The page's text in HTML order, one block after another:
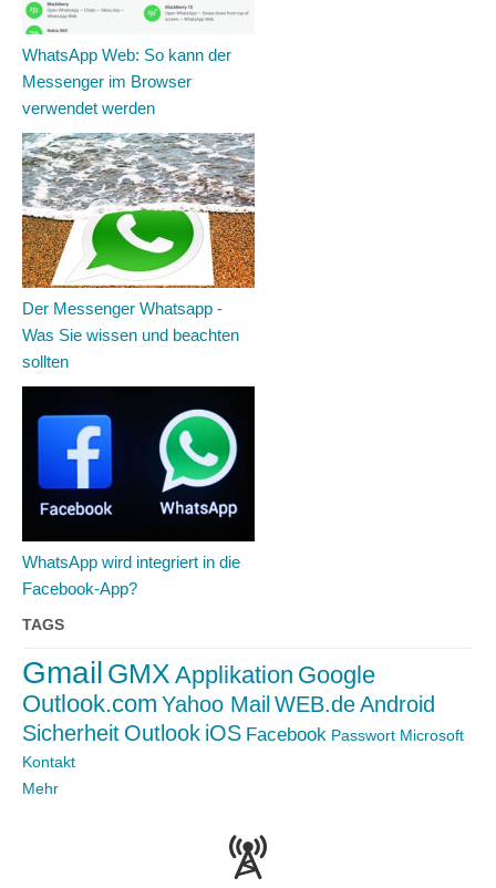
WhatsApp Web: So kann der
Messenger im Browser
verwendet werden
Der Messenger Whatsapp -
Was Sie wissen und beachten
sollten
WhatsApp wird integriert in die
Facebook-App?
TAGS
Gmail GMX Applikation Google
Outlook.com Yahoo Mail WEB.deAndroid
Sicherheit Outlook iOS Facebook Passwort Microsoft
Kontakt
Mehr